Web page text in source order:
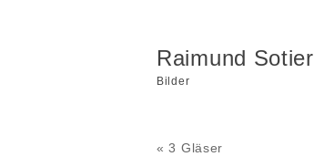
Raimund Sotier
Bilder
« 3 Gläser